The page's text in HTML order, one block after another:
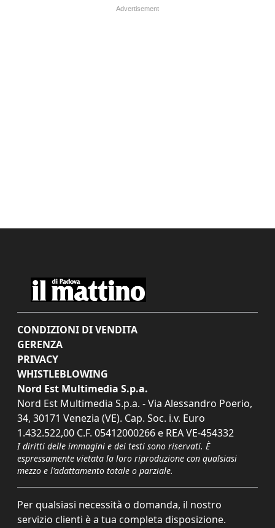
CONDIZIONI DI VENDITA
GERENZA
PRIVACY
WHISTLEBLOWING
Nord Est Multimedia S.p.a.
Nord Est Multimedia S.p.a. - Via Alessandro Poerio,
34, 30171 Venezia (VE). Cap. Soc. i.v. Euro
1.432.522,00 C.F. 05412000266 e REA VE-454332
I diritti delle immagini e dei testi sono riservati. È
espressamente vietata la loro riproduzione con qualsiasi
mezzo e l'adattamento totale o parziale.
Per qualsiasi necessità o domanda, il nostro
servizio clienti è a tua completa disposizione.